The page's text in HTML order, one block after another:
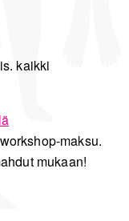
kaikki
maksu.
mukaan!